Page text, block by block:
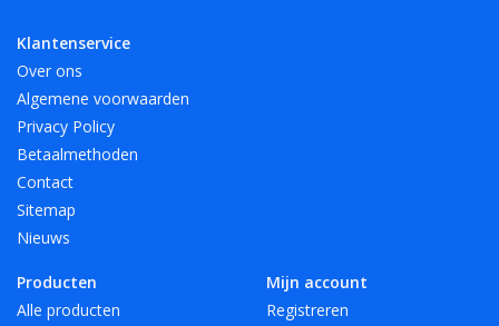
Verkrijgbaar in 4 lengte maten en 6 breedte maten. Andere
maten en kleuren op aanvraag.
Speciaal voor A4 hebben we elastiek met een lengte van 180
mm in het rood, wit en zwart.
en scherpe randen.
Klantenservice
Over ons
Algemene voorwaarden
Privacy Policy
Betaalmethoden
Contact
Sitemap
Nieuws
Producten
Alle producten
Mijn account
Registreren